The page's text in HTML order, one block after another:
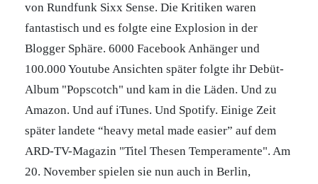
von Rundfunk Sixx Sense. Die Kritiken waren
fantastisch und es folgte eine Explosion in der
Blogger Sphäre. 6000 Facebook Anhänger und
100.000 Youtube Ansichten später folgte ihr Debüt-
Album "Popscotch" und kam in die Läden. Und zu
Amazon. Und auf iTunes. Und Spotify. Einige Zeit
später landete “heavy metal made easier” auf dem
ARD-TV-Magazin "Titel Thesen Temperamente". Am
20. November spielen sie nun auch in Berlin,